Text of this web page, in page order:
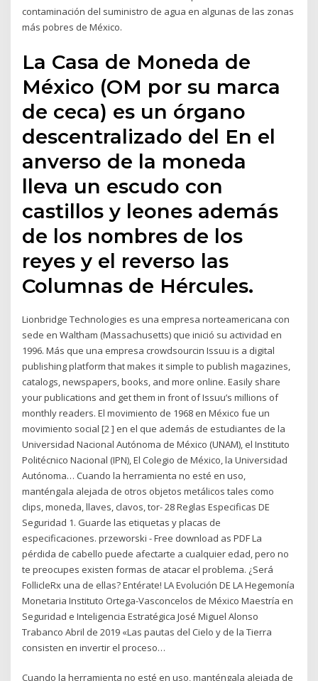
contaminación del suministro de agua en algunas de las zonas
más pobres de México.
La Casa de Moneda de
México (OM por su marca
de ceca) es un órgano
descentralizado del En el
anverso de la moneda
lleva un escudo con
castillos y leones además
de los nombres de los
reyes y el reverso las
Columnas de Hércules.
Lionbridge Technologies es una empresa norteamericana con
sede en Waltham (Massachusetts) que inició su actividad en
1996. Más que una empresa crowdsourcin Issuu is a digital
publishing platform that makes it simple to publish magazines,
catalogs, newspapers, books, and more online. Easily share
your publications and get them in front of Issuu’s millions of
monthly readers. El movimiento de 1968 en México fue un
movimiento social [2 ] en el que además de estudiantes de la
Universidad Nacional Autónoma de México (UNAM), el Instituto
Politécnico Nacional (IPN), El Colegio de México, la Universidad
Autónoma… Cuando la herramienta no esté en uso,
manténgala alejada de otros objetos metálicos tales como
clips, moneda, llaves, clavos, tor- 28 Reglas Especificas DE
Seguridad 1. Guarde las etiquetas y placas de
especificaciones. przeworski - Free download as PDF La
pérdida de cabello puede afectarte a cualquier edad, pero no
te preocupes existen formas de atacar el problema. ¿Será
FollicleRx una de ellas? Entérate! LA Evolución DE LA Hegemonía
Monetaria Instituto Ortega-Vasconcelos de México Maestría en
Seguridad e Inteligencia Estratégica José Miguel Alonso
Trabanco Abril de 2019 «Las pautas del Cielo y de la Tierra
consisten en invertir el proceso…
Cuando la herramienta no esté en uso, manténgala alejada de